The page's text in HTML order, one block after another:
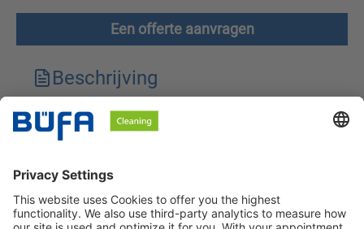
Een offerte aanvragen
Beschrijving
Technische kenmerken
Veiligheidsinstructies